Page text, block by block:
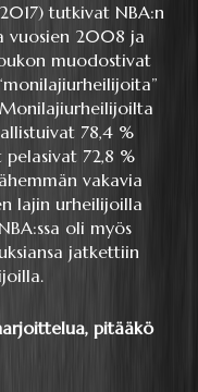
tutkivat NBA:n
vuosien 2008 ja
muodostivat
78,4 %
72,8 %
vakavia
lajin urheilijoilla
oli myös
jatkettiin
pitääkö